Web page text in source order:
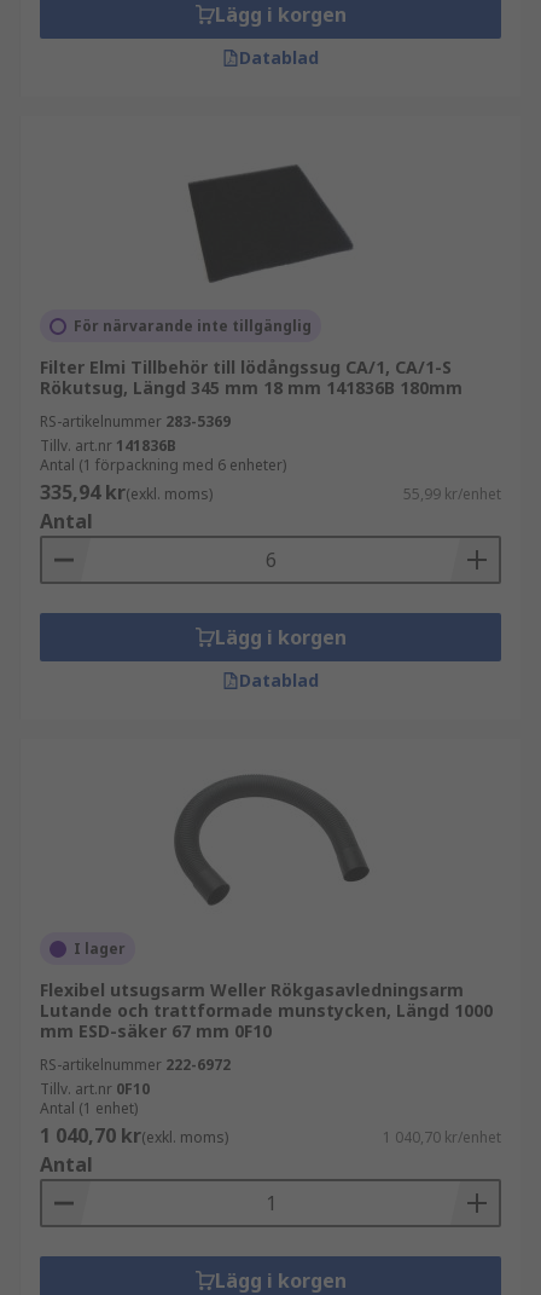
Lägg i korgen
Datablad
För närvarande inte tillgänglig
Filter Elmi Tillbehör till lödångssug CA/1, CA/1-S
Rökutsug, Längd 345 mm 18 mm 141836B 180mm
RS-artikelnummer 283-5369
Tillv. art.nr 141836B
Antal (1 förpackning med 6 enheter)
335,94 kr(exkl. moms) 55,99 kr/enhet
Antal
Lägg i korgen
Datablad
I lager
Flexibel utsugsarm Weller Rökgasavledningsarm
Lutande och trattformade munstycken, Längd 1000
mm ESD-säker 67 mm 0F10
RS-artikelnummer 222-6972
Tillv. art.nr 0F10
Antal (1 enhet)
1 040,70 kr(exkl. moms) 1 040,70 kr/enhet
Antal
Lägg i korgen